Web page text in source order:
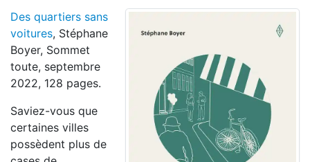
Des quartiers sans
voitures, Stéphane
Boyer, Sommet
toute, septembre
2022, 128 pages.
Saviez-vous que
certaines villes
possèdent plus de